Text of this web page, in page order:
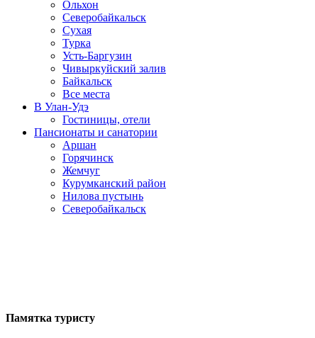
Ольхон
Северобайкальск
Сухая
Турка
Усть-Баргузин
Чивыркуйский залив
Байкальск
Все места
В Улан-Удэ
Гостиницы, отели
Пансионаты и санатории
Аршан
Горячинск
Жемчуг
Курумканский район
Нилова пустынь
Северобайкальск
Памятка туристу